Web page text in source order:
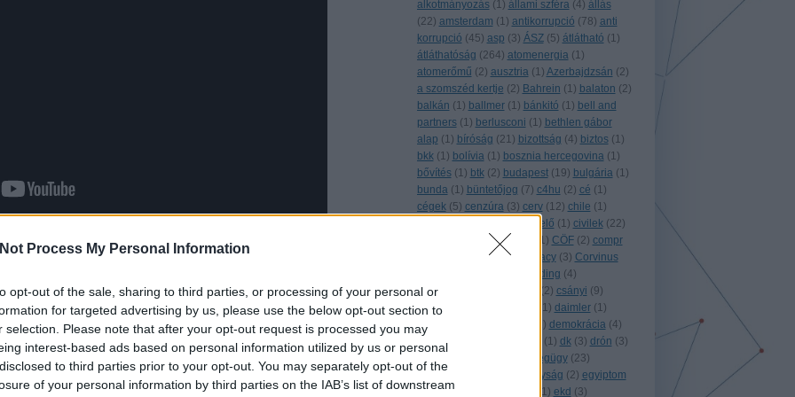
Process My Personal Information
opt-out of the sale, sharing to third parties, or processing of your personal or
for targeted advertising by us, please use the below opt-out section to
selection. Please note that after your opt-out request is processed you may
interest-based ads based on personal information utilized by us or personal
to third parties prior to your opt-out. You may separately opt-out of the
of your personal information by third parties on the IAB’s list of downstream
alkotmányozás (1) állami szféra (4) állás
(22) amsterdam (1) antikorrupció (78) anti
korrupció (45) asp (3) ÁSZ (5) átlátható (1)
átláthatóság (264) atomenergia (1)
atomerőmű (2) ausztria (1) Azerbajdzsán (2)
a szomszéd kertje (2) Bahrein (1) balaton (2)
balkán (1) ballmer (1) bánkitó (1) bell and
partners (1) berlusconi (1) bethlen gábor
alap (1) bíróság (21) bizottság (4) biztos (1)
bkk (1) bolívia (1) bosznia hercegovina (1)
bővítés (1) btk (2) budapest (19) bulgária (1)
bunda (1) büntetőjog (7) c4hu (2) cé (1)
cégek (5) cenzúra (3) cerv (12) chile (1)
ciklusértékelő (1) civilek (22)
civil kapocs 1) CÖF (2) compr
conspiracy for democracy (3) Corvinus
crowdfunding (4)
crowdsourcing
(2) csányi (9)
csatorna
1) daimler (1)
databoom
) demokrácia (4)
digitális jogok
(1) dk (3) drón (3)
egészségügy (23)
egyesült királyság (2) egyiptom
(1) együtt 1) ekd (3)
oszt meg, számokéri a megszavazott projektek teljesülését és
pénzügyeibe - jelenleg ezeken a településeken:
koltsegvetes-2023/szavazok/